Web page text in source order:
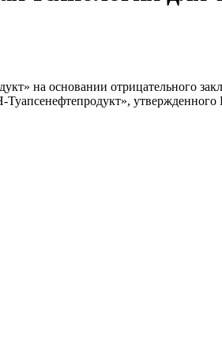
на основании отрицательного